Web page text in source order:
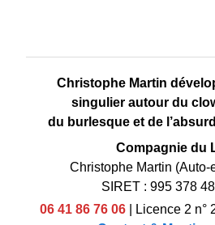
Christophe Martin
singulier autour du
du burlesque et de
Compagnie du
Christophe Martin (Auto-
SIRET : 995 378
06 41 86 76 06| Licence 2 n°